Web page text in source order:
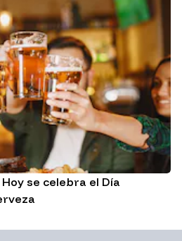
se celebra el Día